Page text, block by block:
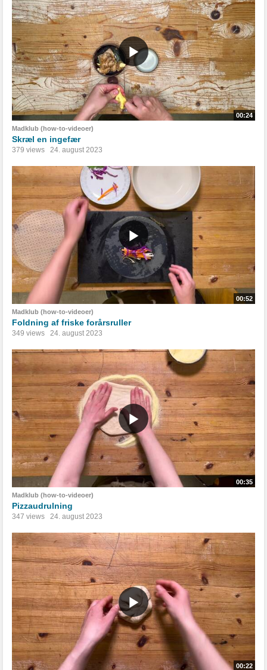
00:24
Madklub (how-to-videoer)
Skræl en ingefær
379 views 24. august 2023
00:52
Madklub (how-to-videoer)
Foldning af friske forårsruller
349 views 24. august 2023
00:35
Madklub (how-to-videoer)
Pizzaudrulning
347 views 24. august 2023
00:22